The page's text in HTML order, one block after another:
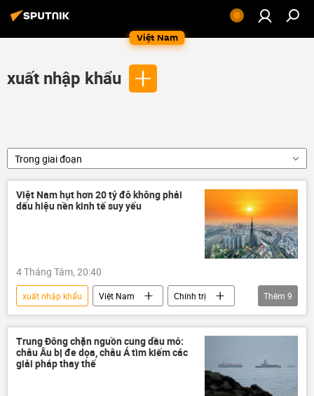
Việt Nam
xuất nhập khẩu
Trong giai đoạn
Việt Nam hụt hơn 20 tỷ đô không phải
dấu hiệu nền kinh tế suy yếu
4 Tháng Tám, 20:40
xuất nhập khẩu Việt Nam
Chính trị
Kinh tế
Ngân hàng Phát triển châu Á
Công nghiệp
sản xuất
nhập khẩu
doanh nghiệp
xuất khẩu
Thêm 9
Trung Đông chặn nguồn cung dầu mỏ:
châu Âu bị đe dọa, châu Á tìm kiếm các
giải pháp thay thế